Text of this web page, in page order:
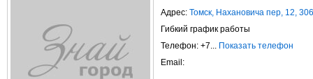
Адрес: Томск, Нахановича пер, 12,
Гибкий график работы
Телефон: +7... Показать телефон
Email: